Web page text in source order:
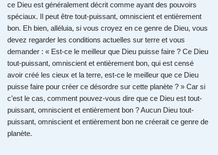
ce Dieu est généralement décrit comme ayant des pouvoirs
spéciaux. Il peut être tout-puissant, omniscient et entièrement
bon. Eh bien, alléluia, si vous croyez en ce genre de Dieu, vous
devez regarder les conditions actuelles sur terre et vous
demander : « Est-ce le meilleur que Dieu puisse faire ? Ce Dieu
tout-puissant, omniscient et entièrement bon, qui est censé
avoir créé les cieux et la terre, est-ce le meilleur que ce Dieu
puisse faire pour créer ce désordre sur cette planète ? » Car si
c’est le cas, comment pouvez-vous dire que ce Dieu est tout-
puissant, omniscient et entièrement bon ? Aucun Dieu tout-
puissant, omniscient et entièrement bon ne créerait ce genre de
planète.